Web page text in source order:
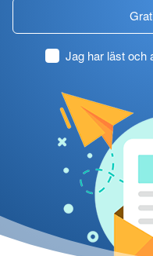
Jag har läst och